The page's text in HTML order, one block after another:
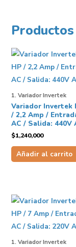
1. Variador Invertek
Variador Invertek
/ 2,2 Amp /
AC / Salida: 440V
$1,240,000
Añadir al carrito
1. Variador Invertek